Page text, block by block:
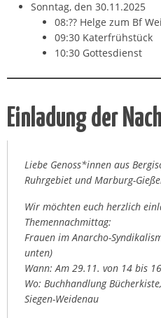
Sonntag, den 30.11.2025
08:?? Helge zum Bf
09:30 Katerfrühstück
10:30 Gottesdienst
Einladung der
Liebe Genoss*innen aus
Ruhrgebiet und Marburg-
Wir möchten euch herzlich
Themennachmittag:
Frauen im Anarcho-
unten)
Wann: Am 29.11. von 14 bis
Wo: Buchhandlung
Siegen-Weidenau